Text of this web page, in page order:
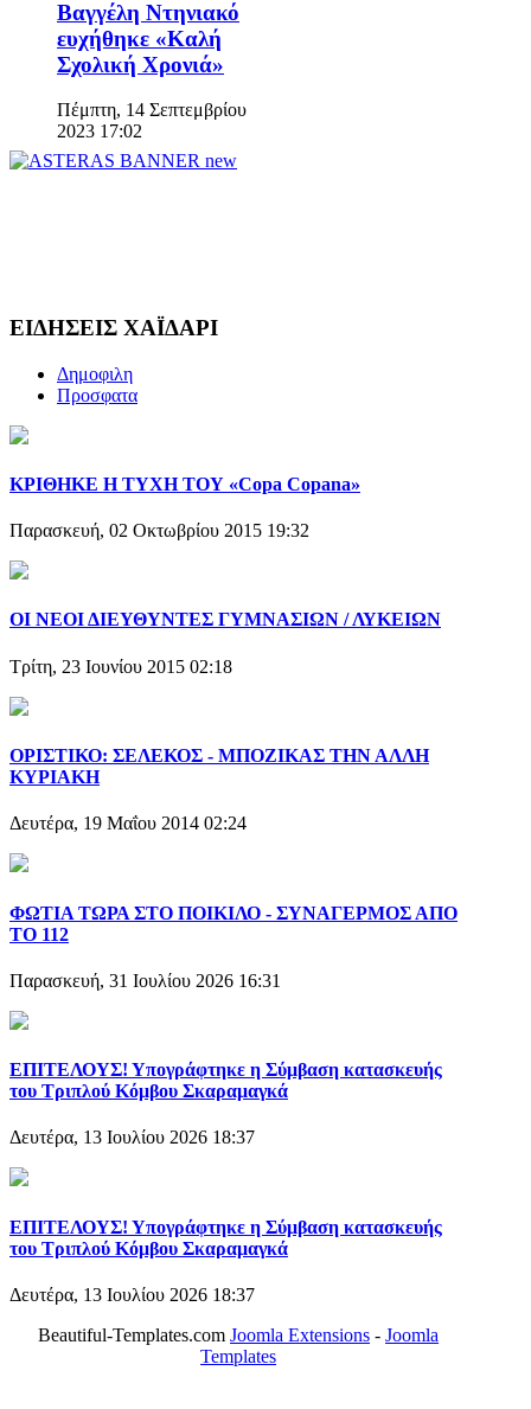
Βαγγέλη Ντηνιακό
ευχήθηκε «Καλή
Σχολική Χρονιά»
Πέμπτη, 14 Σεπτεμβρίου
2023 17:02
ΕΙΔΗΣΕΙΣ ΧΑΪΔΑΡΙ
Δημοφιλη
Προσφατα
ΚΡΙΘΗΚΕ Η ΤΥΧΗ ΤΟΥ «Copa Copana»
Παρασκευή, 02 Οκτωβρίου 2015 19:32
ΟΙ ΝΕΟΙ ΔΙΕΥΘΥΝΤΕΣ ΓΥΜΝΑΣΙΩΝ / ΛΥΚΕΙΩΝ
Τρίτη, 23 Ιουνίου 2015 02:18
ΟΡΙΣΤΙΚΟ: ΣΕΛΕΚΟΣ - ΜΠΟΖΙΚΑΣ ΤΗΝ ΑΛΛΗ
ΚΥΡΙΑΚΗ
Δευτέρα, 19 Μαΐου 2014 02:24
ΦΩΤΙΑ ΤΩΡΑ ΣΤΟ ΠΟΙΚΙΛΟ - ΣΥΝΑΓΕΡΜΟΣ ΑΠΟ
ΤΟ 112
Παρασκευή, 31 Ιουλίου 2026 16:31
ΕΠΙΤΕΛΟΥΣ! Υπογράφτηκε η Σύμβαση κατασκευής
του Τριπλού Κόμβου Σκαραμαγκά
Δευτέρα, 13 Ιουλίου 2026 18:37
ΕΠΙΤΕΛΟΥΣ! Υπογράφτηκε η Σύμβαση κατασκευής
του Τριπλού Κόμβου Σκαραμαγκά
Δευτέρα, 13 Ιουλίου 2026 18:37
Beautiful-Templates.comJoomla Extensions -Joomla
Templates